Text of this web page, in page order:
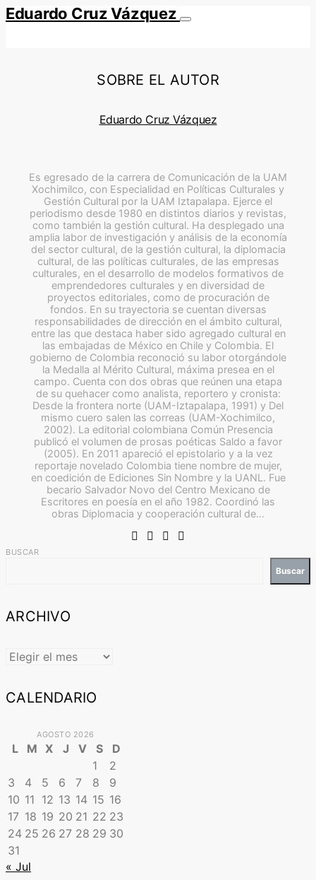
Eduardo Cruz Vázquez
SOBRE EL AUTOR
Eduardo Cruz Vázquez
Es egresado de la carrera de Comunicación de la UAM
Xochimilco, con Especialidad en Políticas Culturales y
Gestión Cultural por la UAM Iztapalapa. Ejerce el
periodismo desde 1980 en distintos diarios y revistas,
como también la gestión cultural. Ha desplegado una
amplia labor de investigación y análisis de la economía
del sector cultural, de la gestión cultural, la diplomacia
cultural, de las políticas culturales, de las empresas
culturales, en el desarrollo de modelos formativos de
emprendedores culturales y en diversidad de
proyectos editoriales, como de procuración de
fondos. En su trayectoria se cuentan diversas
responsabilidades de dirección en el ámbito cultural,
entre las que destaca haber sido agregado cultural en
las embajadas de México en Chile y Colombia. El
gobierno de Colombia reconoció su labor otorgándole
la Medalla al Mérito Cultural, máxima presea en el
campo. Cuenta con dos obras que reúnen una etapa
de su quehacer como analista, reportero y cronista:
Desde la frontera norte (UAM-Iztapalapa, 1991) y Del
mismo cuero salen las correas (UAM-Xochimilco,
2002). La editorial colombiana Común Presencia
publicó el volumen de prosas poéticas Saldo a favor
(2005). En 2011 apareció el epistolario y a la vez
reportaje novelado Colombia tiene nombre de mujer,
en coedición de Ediciones Sin Nombre y la UANL. Fue
becario Salvador Novo del Centro Mexicano de
Escritores en poesía en el año 1982. Coordinó las
obras Diplomacia y cooperación cultural de…
BUSCAR
Buscar
ARCHIVO
ARCHIVO
CALENDARIO
AGOSTO 2026
L M X J V S
D
1
2
3
4 5 6 7 8
9
10 11 12 13 14 15 16
17 18 19 20 21 22 23
24 25 26 27 28 29 30
31
« Jul